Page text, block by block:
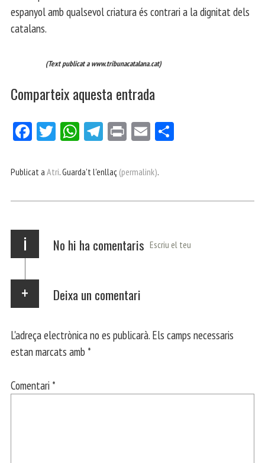
espanyol amb qualsevol criatura és contrari a la dignitat dels
catalans.
(Text publicat a www.tribunacatalana.cat)
Comparteix aquesta entrada
Fa
bo
Tw
er
W
ts
p
Te
gr
m
Pri E
ail
ei
Publicat a Atri. Guarda't l'enllaç (permalink).
i No hi ha comentaris Escriu el teu
Deixa un comentari
L'adreça electrònica no es publicarà. Els camps necessaris
estan marcats amb *
Comentari *